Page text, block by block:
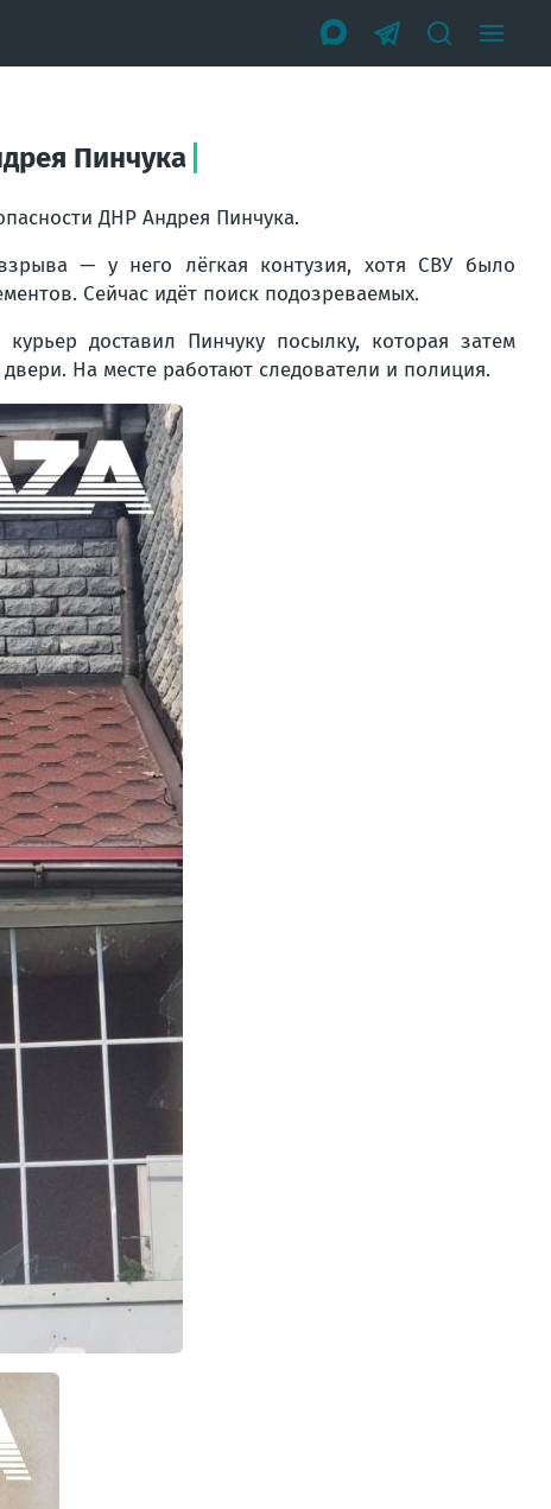
Пинчука
ДНР Андрея Пинчука.
— у него лёгкая контузия, хотя СВУ было
Сейчас идёт поиск подозреваемых.
доставил Пинчуку посылку, которая затем
На месте работают следователи и полиция.